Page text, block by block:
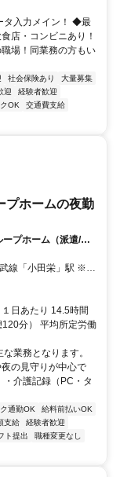
タ入力メイン！ ◆最
店・コンビニあり！
場！同業務の方もい
社会保険あり
大量募集
迎
経験者歓迎
OK
交通費支給
プホームの夜勤
ープホーム（派遣/介
日あたり 14.5時間
120分） 平均所定労働
業務となります。
の見守りが中心で
介護記録（PC・タ
通勤OK
給料前払いOK
支給
経験者歓迎
ト提出
職種変更なし